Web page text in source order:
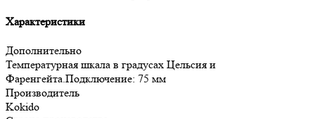
Характеристики
Дополнительно
Температурная шкала в градусах Цельсия и
Фаренгейта.Подключение: 75 мм
Производитель
Kokido